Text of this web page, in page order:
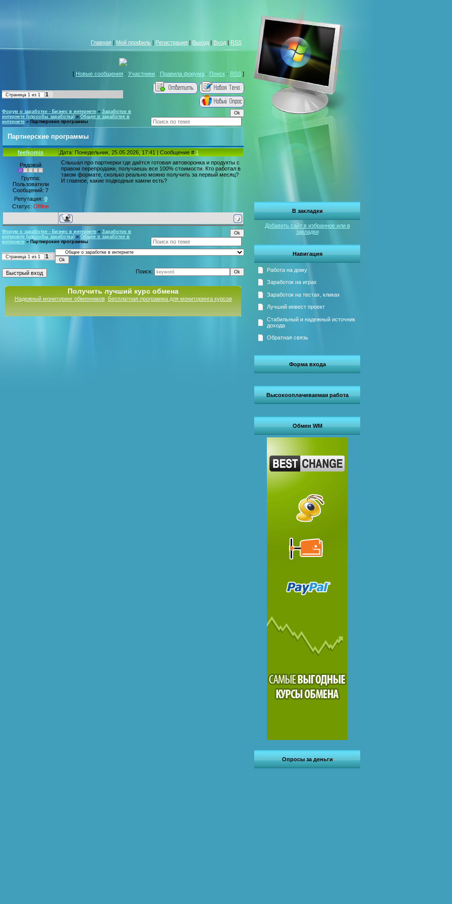
Главная | Мой профиль | Регистрация | Выход | Вход | RSS
В закладки
Добавить сайт в избранное или в
закладки
Навигация
Работа на дому
Заработок на играх
Заработок на тестах, кликах
Лучший инвест проект
Стабильный и надежный источник
дохода
Обратная связь
Форма входа
Высокооплачиваемая работа
Обмен WM
Опросы за деньги
[ Новые сообщения · Участники · Правила форума · Поиск · RSS ]
Страница 1 из 1 1
Форум о заработке - Бизнес в интернете » Заработок в
интернете (способы заработка) » Общее о заработке в
интернете » Партнерские программы
Партнерские программы
feelkomis Дата: Понедельник, 25.05.2026, 17:41 | Сообщение # 1
Рядовой
Группа:
Пользователи
Сообщений: 7
Репутация: 0
Статус: Offline
Слышал про партнерки где даётся готовая автоворонка и продукты с
правом перепродажи, получаешь все 100% стоимости. Кто работал в
таком формате, сколько реально можно получить за первый месяц?
И главное, какие подводные камни есть?
Форум о заработке - Бизнес в интернете » Заработок в
интернете (способы заработка) » Общее о заработке в
интернете » Партнерские программы
Страница 1 из 1 1
Поиск:
Получить лучший курс обмена
Надежный мониторинг обменников Бесплатная программа для мониторинга курсов